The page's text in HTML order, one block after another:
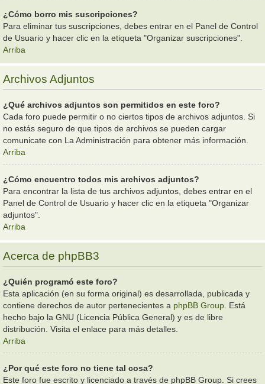
¿Cómo borro mis suscripciones?
Para eliminar tus suscripciones, debes entrar en el Panel de Control
de Usuario y hacer clic en la etiqueta "Organizar suscripciones".
Arriba
Archivos Adjuntos
¿Qué archivos adjuntos son permitidos en este foro?
Cada foro puede permitir o no ciertos tipos de archivos adjuntos. Si
no estás seguro de que tipos de archivos se pueden cargar
comunicate con La Administración para obtener más información.
Arriba
¿Cómo encuentro todos mis archivos adjuntos?
Para encontrar la lista de tus archivos adjuntos, debes entrar en el
Panel de Control de Usuario y hacer clic en la etiqueta "Organizar
adjuntos".
Arriba
Acerca de phpBB3
¿Quién programó este foro?
Esta aplicación (en su forma original) es desarrollada, publicada y
contiene derechos de autor pertenecientes a phpBB Group . Está
hecho bajo la GNU (Licencia Pública General) y es de libre
distribución. Visita el enlace para más detalles.
Arriba
¿Por qué este foro no tiene tal cosa?
Este foro fue escrito y licenciado a través de phpBB Group. Si crees